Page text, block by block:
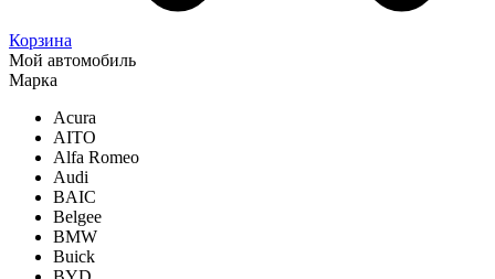
Корзина
Мой автомобиль
Марка
Acura
AITO
Alfa Romeo
Audi
BAIC
Belgee
BMW
Buick